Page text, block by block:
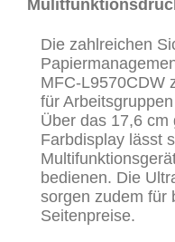
Die zahlreichen
MFC-L9570CDW
für
Über das 17,6 cm
Farbdisplay lässt
bedienen. Die
sorgen zudem für
Seitenpreise.